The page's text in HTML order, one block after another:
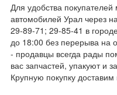
Для удобства
автомобилей Урал через
29-89-71; 29-85-41 в
до 18:00 без перерыва на
- продавцы всегда рады
вас запчастей, упакуют и
Крупную покупку